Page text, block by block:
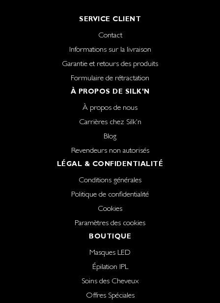
SERVICE CLIENT
Contact
Informations sur la livraison
Garantie et retours des produits
Formulaire de rétractation
À PROPOS DE SILK'N
À propos de nous
Carrières chez Silk'n
Blog
Revendeurs non autorisés
LÉGAL & CONFIDENTIALITÉ
Conditions générales
Politique de confidentialité
Cookies
Paramètres des cookies
BOUTIQUE
Masques LED
Épilation IPL
Soins des Cheveux
Offres Spéciales